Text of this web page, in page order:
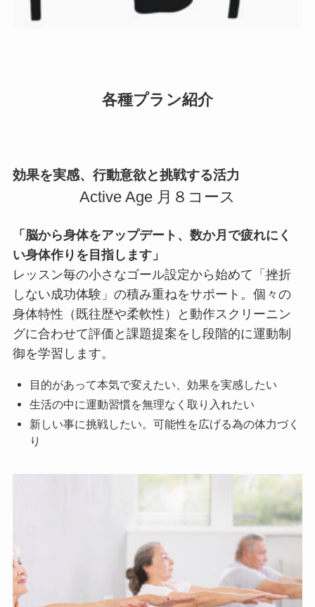
各種プラン紹介
効果を実感、行動意欲と挑戦する活力
Active Age 月８コース
「脳から身体をアップデート、数か月で疲れにく
い身体作りを目指します」
レッスン毎の小さなゴール設定から始めて「挫折
しない成功体験」の積み重ねをサポート。個々の
身体特性（既往歴や柔軟性）と動作スクリーニン
グに合わせて評価と課題提案をし段階的に運動制
御を学習します。
目的があって本気で変えたい、効果を実感したい
生活の中に運動習慣を無理なく取り入れたい
新しい事に挑戦したい。可能性を広げる為の体力づく
り